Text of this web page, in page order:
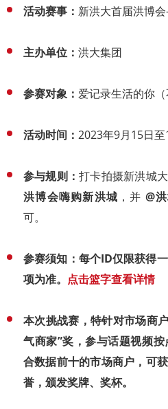
活动赛事： 新洪大首届洪博
主办单位： 洪大集团
参赛对象： 爱记录生活的你（
活动时间： 2023年9月15日至
参与规则：打卡拍摄新洪城
洪博会嗨购新洪城 ，并 @
可。
参赛须知：每个ID仅限获得
项为准。 点击篮字查看详情
本次挑战赛，特针对市场商
气商家”奖，参与话题视频
合数据前十的市场商户，可
誉，颁发奖牌、奖杯。